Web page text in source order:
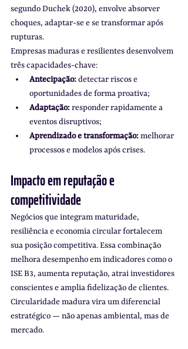
segundo Duchek (2020), envolve absorver
choques, adaptar-se e se transformar após
rupturas.
Empresas maduras e resilientes desenvolvem
três capacidades-chave:
Antecipação: detectar riscos e
oportunidades de forma proativa;
Adaptação: responder rapidamente a
eventos disruptivos;
Aprendizado e transformação: melhorar
processos e modelos após crises.
Impacto em reputação e
competitividade
Negócios que integram maturidade,
resiliência e economia circular fortalecem
sua posição competitiva. Essa combinação
melhora desempenho em indicadores como o
ISE B3, aumenta reputação, atrai investidores
conscientes e amplia fidelização de clientes.
Circularidade madura vira um diferencial
estratégico — não apenas ambiental, mas de
mercado.